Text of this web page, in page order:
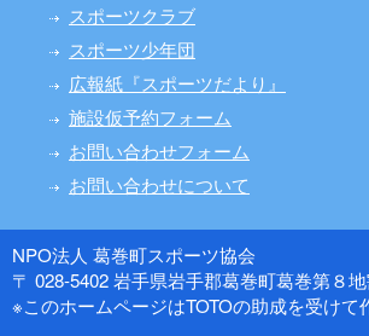
スポーツクラブ
スポーツ少年団
広報紙『スポーツだより』
施設仮予約フォーム
お問い合わせフォーム
お問い合わせについて
NPO法人 葛巻町スポーツ協会
〒 028-5402 岩手県岩手郡葛巻町葛巻第８
※このホームページはTOTOの助成を受けて